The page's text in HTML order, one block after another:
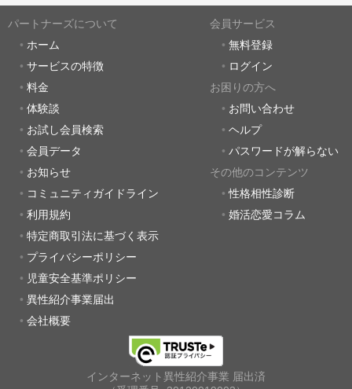
パートナーズについて
ホーム
サービスの特徴
料金
体験談
お試し会員検索
会員データ
お知らせ
コミュニティガイドライン
利用規約
特定商取引法に基づく表示
プライバシーポリシー
児童安全基準ポリシー
異性紹介事業届出
会社概要
会員サービス
無料登録
ログイン
お困りの方へ
お問い合わせ
ヘルプ
パスワードが解らない
その他のコンテンツ
性格相性診断
婚活恋愛コラム
インターネット異性紹介事業 届出済